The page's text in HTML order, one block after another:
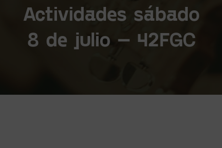
Actividades sábado
8 de julio – 42FGC